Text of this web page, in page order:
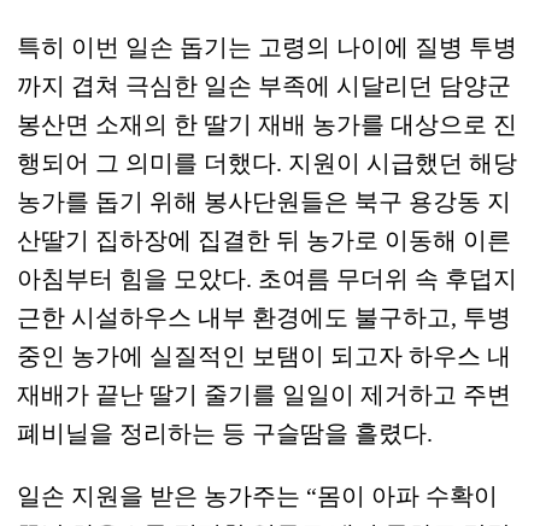
특히 이번 일손 돕기는 고령의 나이에 질병 투병
까지 겹쳐 극심한 일손 부족에 시달리던 담양군
봉산면 소재의 한 딸기 재배 농가를 대상으로 진
행되어 그 의미를 더했다. 지원이 시급했던 해당
농가를 돕기 위해 봉사단원들은 북구 용강동 지
산딸기 집하장에 집결한 뒤 농가로 이동해 이른
아침부터 힘을 모았다. 초여름 무더위 속 후덥지
근한 시설하우스 내부 환경에도 불구하고, 투병
중인 농가에 실질적인 보탬이 되고자 하우스 내
재배가 끝난 딸기 줄기를 일일이 제거하고 주변
폐비닐을 정리하는 등 구슬땀을 흘렸다.
일손 지원을 받은 농가주는 “몸이 아파 수확이